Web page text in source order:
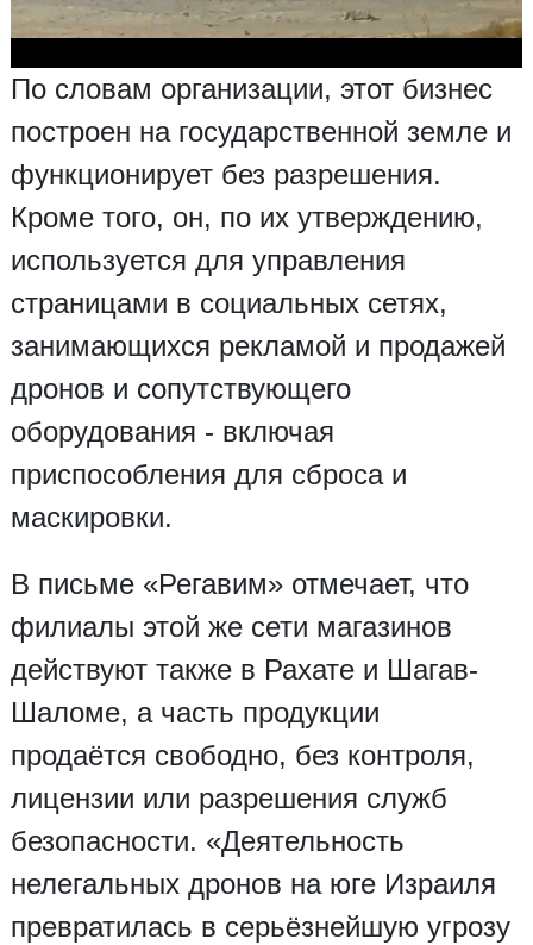
По словам организации, этот бизнес
построен на государственной земле и
функционирует без разрешения.
Кроме того, он, по их утверждению,
используется для управления
страницами в социальных сетях,
занимающихся рекламой и продажей
дронов и сопутствующего
оборудования - включая
приспособления для сброса и
маскировки.
В письме «Регавим» отмечает, что
филиалы этой же сети магазинов
действуют также в Рахате и Шагав-
Шаломе, а часть продукции
продаётся свободно, без контроля,
лицензии или разрешения служб
безопасности. «Деятельность
нелегальных дронов на юге Израиля
превратилась в серьёзнейшую угрозу